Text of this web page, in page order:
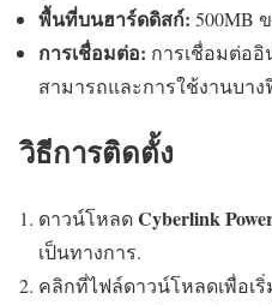
พื้นที่บนฮาร์ดดิสก์: 500MB
การเชื่อมต่อ: การเชื่อมต่ออิ
สามารถและการใช้งานบาง
วิธีการติดตั้ง
ดาวน์โหลดCyberlink
เป็นทางการ.
คลิกที่ไฟล์ดาวน์โหลดเพื่อเ